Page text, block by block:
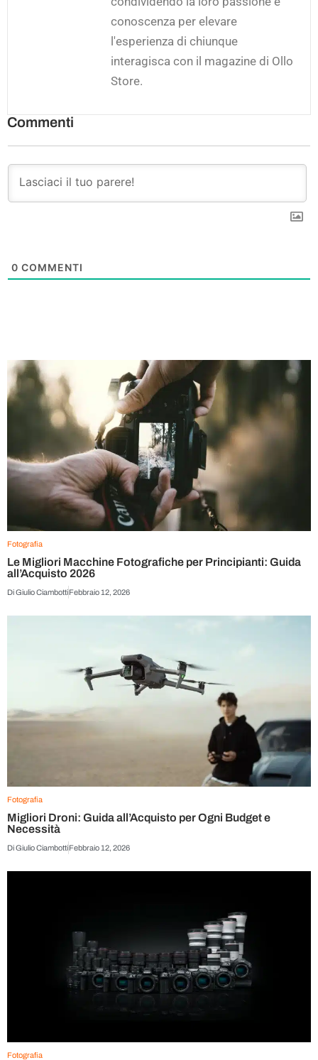
conoscenza per elevare
l'esperienza di chiunque
interagisca con il magazine di Ollo
Store.
Commenti
0 COMMENTI
Fotografia
Le Migliori Macchine Fotografiche per Principianti: Guida
all’Acquisto 2026
DiGiulio CiambottiFebbraio 12, 2026
Fotografia
Migliori Droni: Guida all’Acquisto per Ogni Budget e
Necessità
DiGiulio CiambottiFebbraio 12, 2026
Fotografia